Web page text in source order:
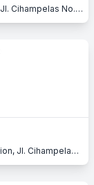
Cihampelas Walk, Lantai Ground, Young Street, Jl. Cihampelas No. 160, Cihampelas, Bandung, Jawa Barat
Cihampelas Walk, Lantai Ground, Ciwalk Extension, Jl. Cihampelas No. 160, Cihampelas, Bandung, Jawa Barat